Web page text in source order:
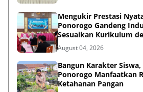
Mengukir Prestasi
Ponorogo Gandeng
Sesuaikan Kurikulum
Dunia Kerja
August 04, 2026
Bangun Karakter Siswa,
Ponorogo Manfaatkan
Ketahanan Pangan